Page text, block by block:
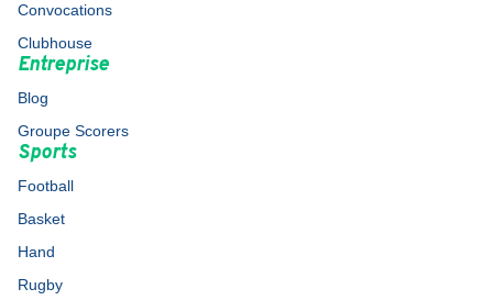
Convocations
Clubhouse
Entreprise
Blog
Groupe Scorers
Sports
Football
Basket
Hand
Rugby